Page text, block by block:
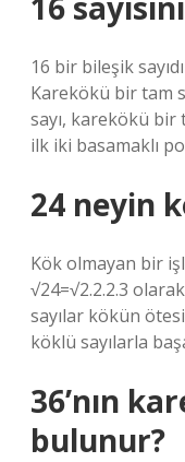
16 bir bileşik
Karekökü bir tam
sayı, karekökü bir
ilk iki basamaklı
24 neyin
Kök olmayan bir
√24=√2.2.2.3
sayılar kökün
köklü sayılarla
36’nın
bulunur?